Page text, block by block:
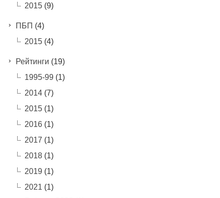
2015(9)
ПБП (4)
2015(4)
Рейтинги (19)
1995-99 (1)
2014(7)
2015(1)
2016(1)
2017 (1)
2018(1)
2019 (1)
2021(1)